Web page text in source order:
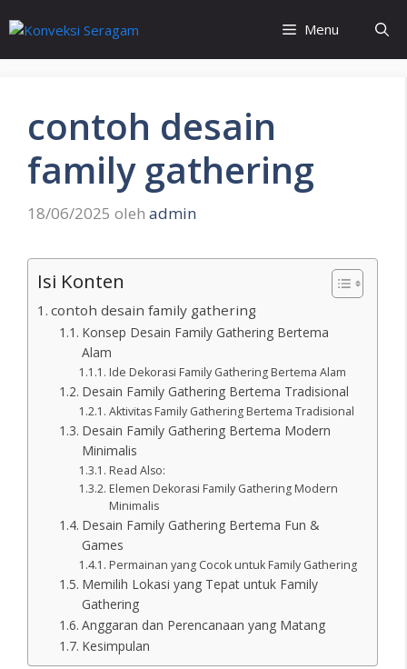
ke
isi
Menu
contoh desain
family gathering
18/06/2025 oleh admin
Isi Konten
contoh desain family gathering
Konsep Desain Family Gathering Bertema
Alam
Ide Dekorasi Family Gathering Bertema Alam
Desain Family Gathering Bertema Tradisional
Aktivitas Family Gathering Bertema Tradisional
Desain Family Gathering Bertema Modern
Minimalis
Read Also:
Elemen Dekorasi Family Gathering Modern
Minimalis
Desain Family Gathering Bertema Fun &
Games
Permainan yang Cocok untuk Family Gathering
Memilih Lokasi yang Tepat untuk Family
Gathering
Anggaran dan Perencanaan yang Matang
Kesimpulan